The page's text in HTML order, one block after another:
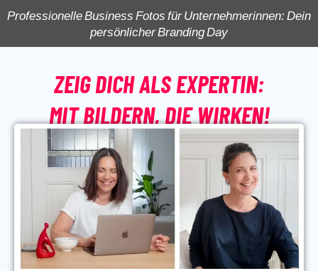
Professionelle Business Fotos für Unternehmerinnen: Dein
persönlicher Branding Day
ZEIG DICH ALSEXPERTIN:
MIT BILDERN, DIE WIRKEN!